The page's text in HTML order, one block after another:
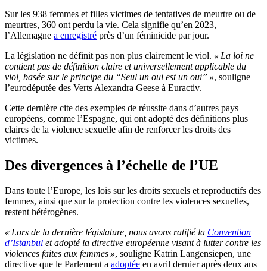
Sur les 938 femmes et filles victimes de tentatives de meurtre ou de
meurtres, 360 ont perdu la vie. Cela signifie qu’en 2023,
l’Allemagne a enregistré près d’un féminicide par jour.
La législation ne définit pas non plus clairement le viol. « La loi ne
contient pas de définition claire et universellement applicable du
viol, basée sur le principe du “Seul un oui est un oui” », souligne
l’eurodéputée des Verts Alexandra Geese à Euractiv.
Cette dernière cite des exemples de réussite dans d’autres pays
européens, comme l’Espagne, qui ont adopté des définitions plus
claires de la violence sexuelle afin de renforcer les droits des
victimes.
Des divergences à l’échelle de l’UE
Dans toute l’Europe, les lois sur les droits sexuels et reproductifs des
femmes, ainsi que sur la protection contre les violences sexuelles,
restent hétérogènes.
« Lors de la dernière législature, nous avons ratifié la Convention
d’Istanbul et adopté la directive européenne visant à lutter contre les
violences faites aux femmes », souligne Katrin Langensiepen, une
directive que le Parlement a adoptée en avril dernier après deux ans